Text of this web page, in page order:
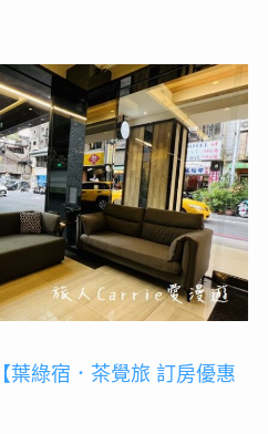
【葉綠宿．茶覺旅 訂房優惠